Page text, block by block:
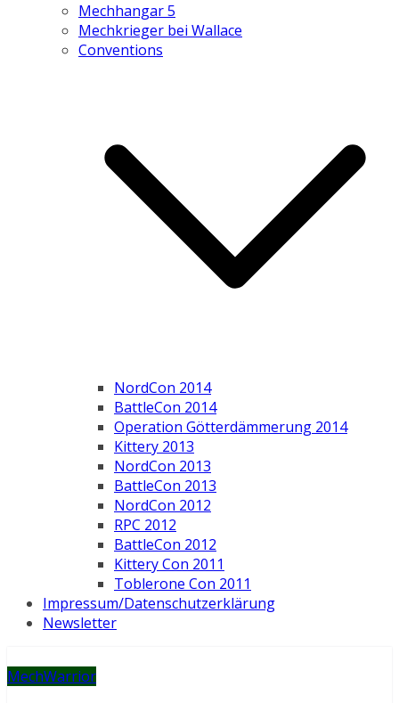
Mechhangar 5
Mechkrieger bei Wallace
Conventions
NordCon 2014
BattleCon 2014
Operation Götterdämmerung 2014
Kittery 2013
NordCon 2013
BattleCon 2013
NordCon 2012
RPC 2012
BattleCon 2012
Kittery Con 2011
Toblerone Con 2011
Impressum/Datenschutzerklärung
Newsletter
MechWarrior